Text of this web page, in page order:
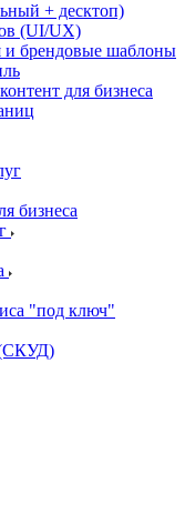
+ десктоп)
(UI/UX)
и брендовые шаблоны
для бизнеса
бизнеса
"под ключ"
(СКУД)